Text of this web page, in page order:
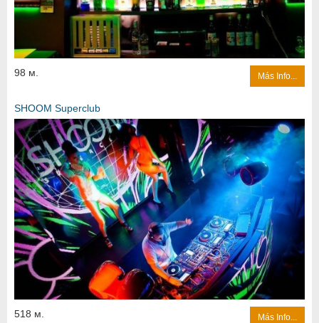
98 м. Más Info...
SHOOM Superclub
518 м. Más Info...